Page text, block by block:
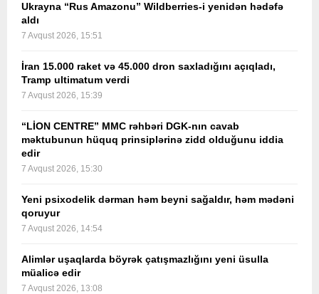
Ukrayna “Rus Amazonu” Wildberries-i yenidən hədəfə
aldı
7 Avqust 2026, 15:51
İran 15.000 raket və 45.000 dron saxladığını açıqladı,
Tramp ultimatum verdi
7 Avqust 2026, 15:39
“LİON CENTRE” MMC rəhbəri DGK-nın cavab
məktubunun hüquq prinsiplərinə zidd olduğunu iddia
edir
7 Avqust 2026, 15:30
Yeni psixodelik dərman həm beyni sağaldır, həm mədəni
qoruyur
7 Avqust 2026, 14:54
Alimlər uşaqlarda böyrək çatışmazlığını yeni üsulla
müalicə edir
7 Avqust 2026, 13:08